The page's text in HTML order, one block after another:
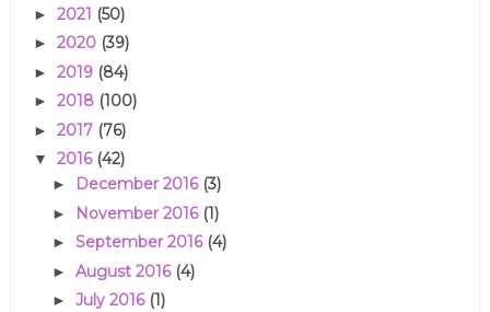
► 2021 (50)
► 2020 (39)
► 2019 (84)
► 2018 (100)
► 2017 (76)
▼ 2016 (42)
► December 2016 (3)
► November 2016 (1)
► September 2016 (4)
► August 2016 (4)
► July 2016 (1)